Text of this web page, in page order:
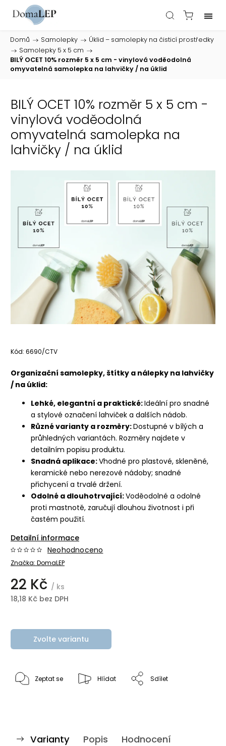
Domů / Samolepky /
Úklid – samolepky na čisticí prostředky
/
Samolepky 5 x 5 cm /
BILÝ OCET 10% rozměr 5 x 5 cm - vinylová voděodolná
omyvatelná samolepka na lahvičky / na úklid
BILÝ OCET 10% rozměr 5 x 5 cm -
vinylová voděodolná
omyvatelná samolepka na
lahvičky / na úklid
Kód: 6690/CTV
Organizační samolepky, štítky a nálepky na lahvičky
/ na úklid:
Lehké, elegantní a praktické:Ideální pro snadné
a stylové označení lahviček a dalších nádob.
Různé varianty a rozměry:Dostupné v bílých a
průhledných variantách. Rozměry najdete v
detailním popisu produktu.
Snadná aplikace:Vhodné pro plastové, skleněné,
keramické nebo nerezové nádoby; snadné
přichycení a trvalé držení.
Odolné a dlouhotrvající:Voděodolné a odolné
proti mastnotě, zaručují dlouhou životnost i při
častém použití.
Detailní informace
Značka: DomaLEP
Neohodnoceno
22 Kč / ks
18,18 Kč bez DPH
Zvolte variantu
Zeptat se Hlídat Sdílet
Varianty Popis Hodnocení